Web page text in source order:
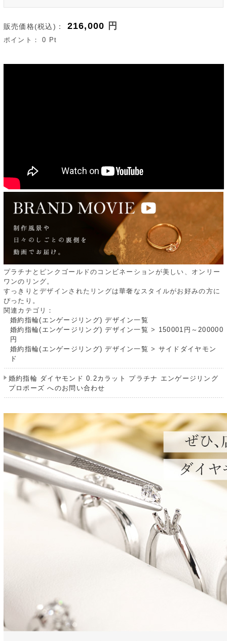
販売価格(税込)： 216,000 円
ポイント：0 Pt
プラチナとピンクゴールドのコンビネーションが美しい、オンリー
ワンのリング。
すっきりとデザインされたリングは華奢なスタイルがお好みの方に
ぴったり。
関連カテゴリ：
婚約指輪(エンゲージリング) デザイン一覧
婚約指輪(エンゲージリング) デザイン一覧 > 150001円～200000
円
婚約指輪(エンゲージリング) デザイン一覧 > サイドダイヤモン
ド
婚約指輪 ダイヤモンド 0.2カラット プラチナ エンゲージリング
プロポーズ へのお問い合わせ